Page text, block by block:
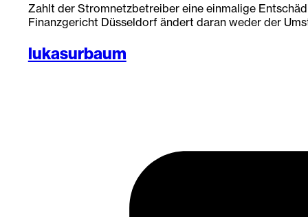
Zahlt der Stromnetzbetreiber eine einmalige
Finanzgericht Düsseldorf ändert daran weder der
lukasurbaum